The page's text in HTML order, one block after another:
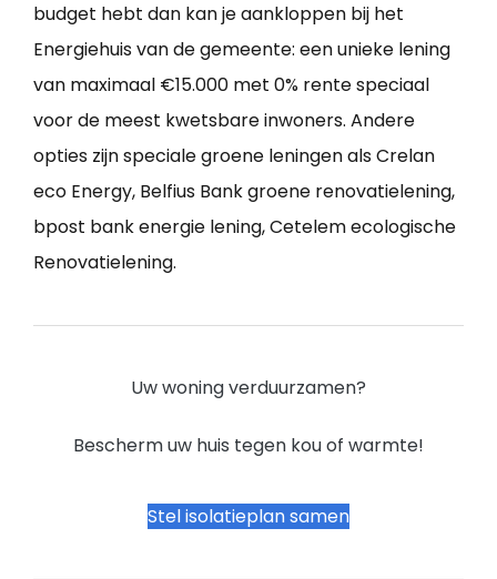
budget hebt dan kan je aankloppen bij het
Energiehuis van de gemeente: een unieke lening
van maximaal €15.000 met 0% rente speciaal
voor de meest kwetsbare inwoners. Andere
opties zijn speciale groene leningen als Crelan
eco Energy, Belfius Bank groene renovatielening,
bpost bank energie lening, Cetelem ecologische
Renovatielening.
Uw woning verduurzamen?
Bescherm uw huis tegen kou of warmte!
Stel isolatieplan samen